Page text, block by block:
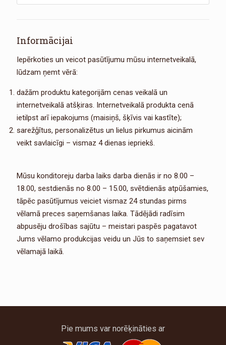
Informācijai
Iepērkoties un veicot pasūtījumu mūsu internetveikalā,
lūdzam ņemt vērā:
dažām produktu kategorijām cenas veikalā un
internetveikalā atšķiras. Internetveikalā produkta cenā
ietilpst arī iepakojums (maisiņš, šķīvis vai kastīte);
sarežģītus, personalizētus un lielus pirkumus aicinām
veikt savlaicīgi – vismaz 4 dienas iepriekš.
Mūsu konditoreju darba laiks darba dienās ir no 8.00 –
18.00, sestdienās no 8.00 – 15.00, svētdienās atpūšamies,
tāpēc pasūtījumus veiciet vismaz 24 stundas pirms
vēlamā preces saņemšanas laika. Tādējādi radīsim
abpusēju drošības sajūtu – meistari paspēs pagatavot
Jums vēlamo produkcijas veidu un Jūs to saņemsiet sev
vēlamajā laikā.
Pie mums var norēķināties ar